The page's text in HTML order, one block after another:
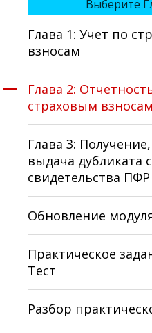
Выберите
Глава 1: Учет по
взносам
Глава 2:
страховым взносам
Глава 3:
выдача дубликата
свидетельства ПФР
Обновление
Практическое
Тест
Разбор